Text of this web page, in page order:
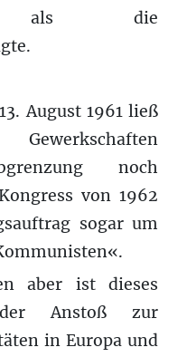
als die
August 1961 ließ
noch
von 1962
sogar um
aber ist dieses
Anstoß zur
in Europa und